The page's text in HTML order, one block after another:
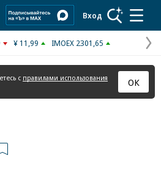
Вход
¥ 11,99 IMOEX 2301,65
с правилами использования
ОК